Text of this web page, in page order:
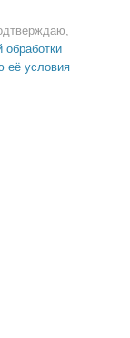
обработки
её условия